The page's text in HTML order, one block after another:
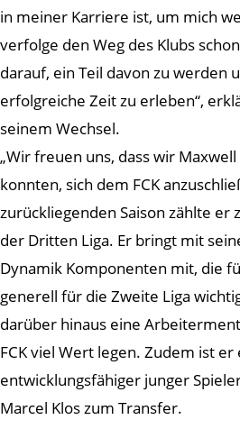
in meiner Karriere ist, um mich
verfolge den Weg des Klubs
darauf, ein Teil davon zu werden
erfolgreiche Zeit zu erleben“,
seinem Wechsel.
„Wir freuen uns, dass wir
konnten, sich dem FCK
zurückliegenden Saison zählte er
der Dritten Liga. Er bringt mit
Dynamik Komponenten mit, die
generell für die Zweite Liga
darüber hinaus eine
FCK viel Wert legen. Zudem ist
entwicklungsfähiger junger
Marcel Klos zum Transfer.